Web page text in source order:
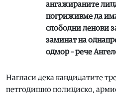
ангажираните
погриживме да
слободни денови
заминат на
одмор – рече
Нагласи дека кандидатите
петгодишно полициско,